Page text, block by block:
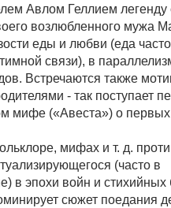
Авлом Геллием
возлюбленного мужа
еды и любви (еда
связи), в
Встречаются также
- так поступает
мифе («Авеста») о
мифах и т. д.
(часто в
в эпохи войн и стихийных
сюжет поедания